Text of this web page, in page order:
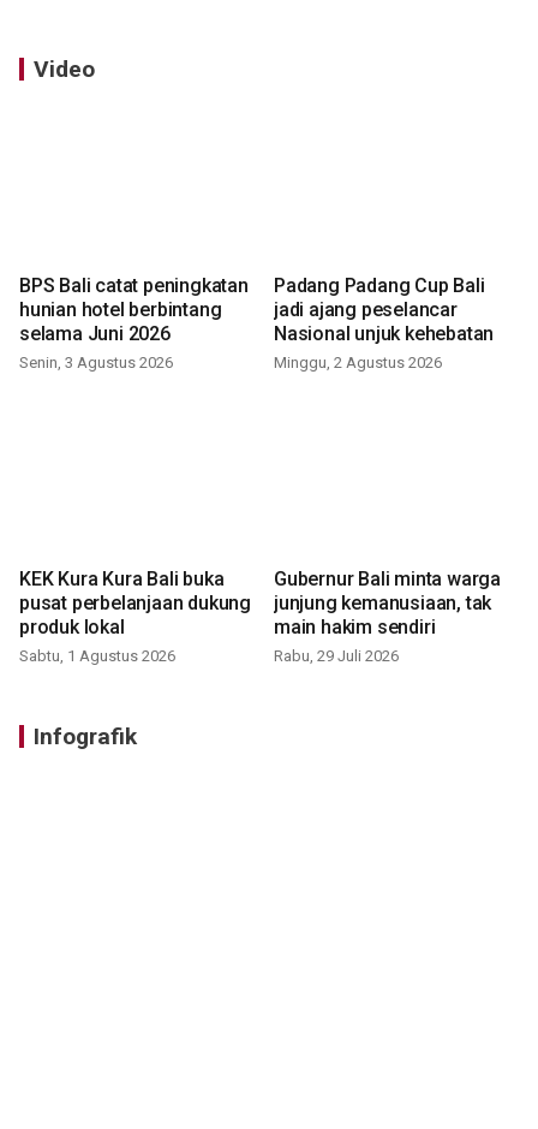
Video
BPS Bali catat peningkatan
hunian hotel berbintang
selama Juni 2026
Senin, 3 Agustus 2026
Padang Padang Cup Bali
jadi ajang peselancar
Nasional unjuk kehebatan
Minggu, 2 Agustus 2026
KEK Kura Kura Bali buka
pusat perbelanjaan dukung
produk lokal
Sabtu, 1 Agustus 2026
Gubernur Bali minta warga
junjung kemanusiaan, tak
main hakim sendiri
Rabu, 29 Juli 2026
Infografik